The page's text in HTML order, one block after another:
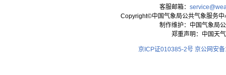
客服邮箱：
Copyright©中国气象局公共气象服务
制作维护：中国气象局
郑重声明：中国天
京ICP证010385-2号 京公网安